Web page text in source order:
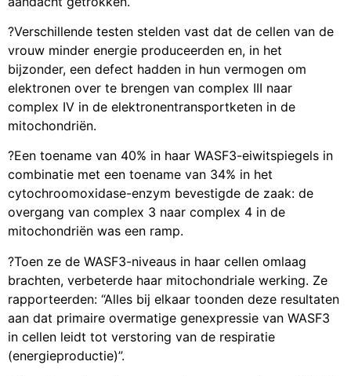
?Verschillende testen stelden vast dat de cellen van de
vrouw minder energie produceerden en, in het
bijzonder, een defect hadden in hun vermogen om
elektronen over te brengen van complex III naar
complex IV in de elektronentransportketen in de
mitochondriën.
?Een toename van 40% in haar WASF3-eiwitspiegels in
combinatie met een toename van 34% in het
cytochroomoxidase-enzym bevestigde de zaak: de
overgang van complex 3 naar complex 4 in de
mitochondriën was een ramp.
?Toen ze de WASF3-niveaus in haar cellen omlaag
brachten, verbeterde haar mitochondriale werking. Ze
rapporteerden: “Alles bij elkaar toonden deze resultaten
aan dat primaire overmatige genexpressie van WASF3
in cellen leidt tot verstoring van de respiratie
(energieproductie)”.